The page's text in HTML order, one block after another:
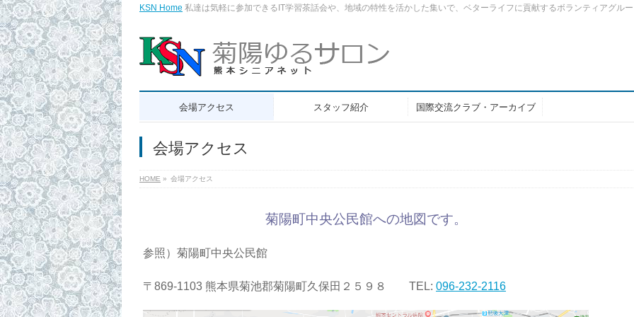
KSN Home 私達は気軽に参加できるIT学習茶話会や、地域の特性を活かした集いで、ベターライフに貢献するボランティアグル
会場アクセス スタッフ紹介 国際交流クラブ・アーカイブ
会場アクセス
HOME » 会場アクセス
菊陽町中央公民館への地図です。
参照）菊陽町中央公民館
〒869-1103 熊本県菊池郡菊陽町久保田２５９８ TEL: 096-232-2116